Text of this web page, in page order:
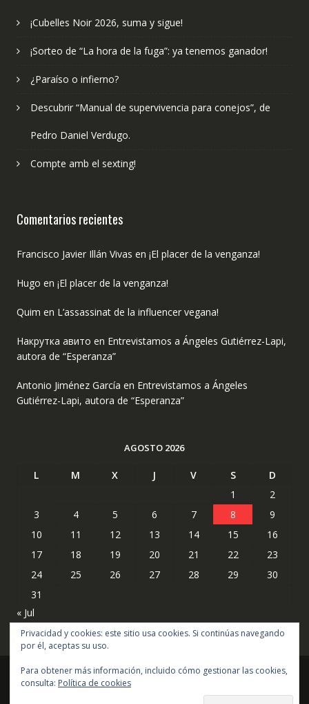
¡Cubelles Noir 2026, suma y sigue!
¡Sorteo de “La hora de la fuga”: ya tenemos ganador!
¿Paraíso o infierno?
Descubrir “Manual de supervivencia para conejos”, de
Pedro Daniel Verdugo.
Compte amb el sexting!
Comentarios recientes
Francisco Javier Illán Vivas en ¡El placer de la venganza!
Hugo en ¡El placer de la venganza!
Quim en L’assassinat de la influencer vegana!
Накрутка авито en Entrevistamos a Ángeles Gutiérrez-Lapi,
autora de “Esperanza”
Antonio Jiménez García en Entrevistamos a Ángeles
Gutiérrez-Lapi, autora de “Esperanza”
AGOSTO 2026
L M X J V S
D
1
2
3
4 5 6 7 8
9
10
11 12 13 14 15
16
17
18 19 20 21 22
23
24
25 26 27 28 29
30
31
« Jul
Copyright © todos los derechos reservados
Privacidad y cookies: este sitio usa cookies. Si continúas navegando
por él, aceptas su uso.
Para obtener más información, incluido cómo gestionar las cookies,
consulta: Política de cookies